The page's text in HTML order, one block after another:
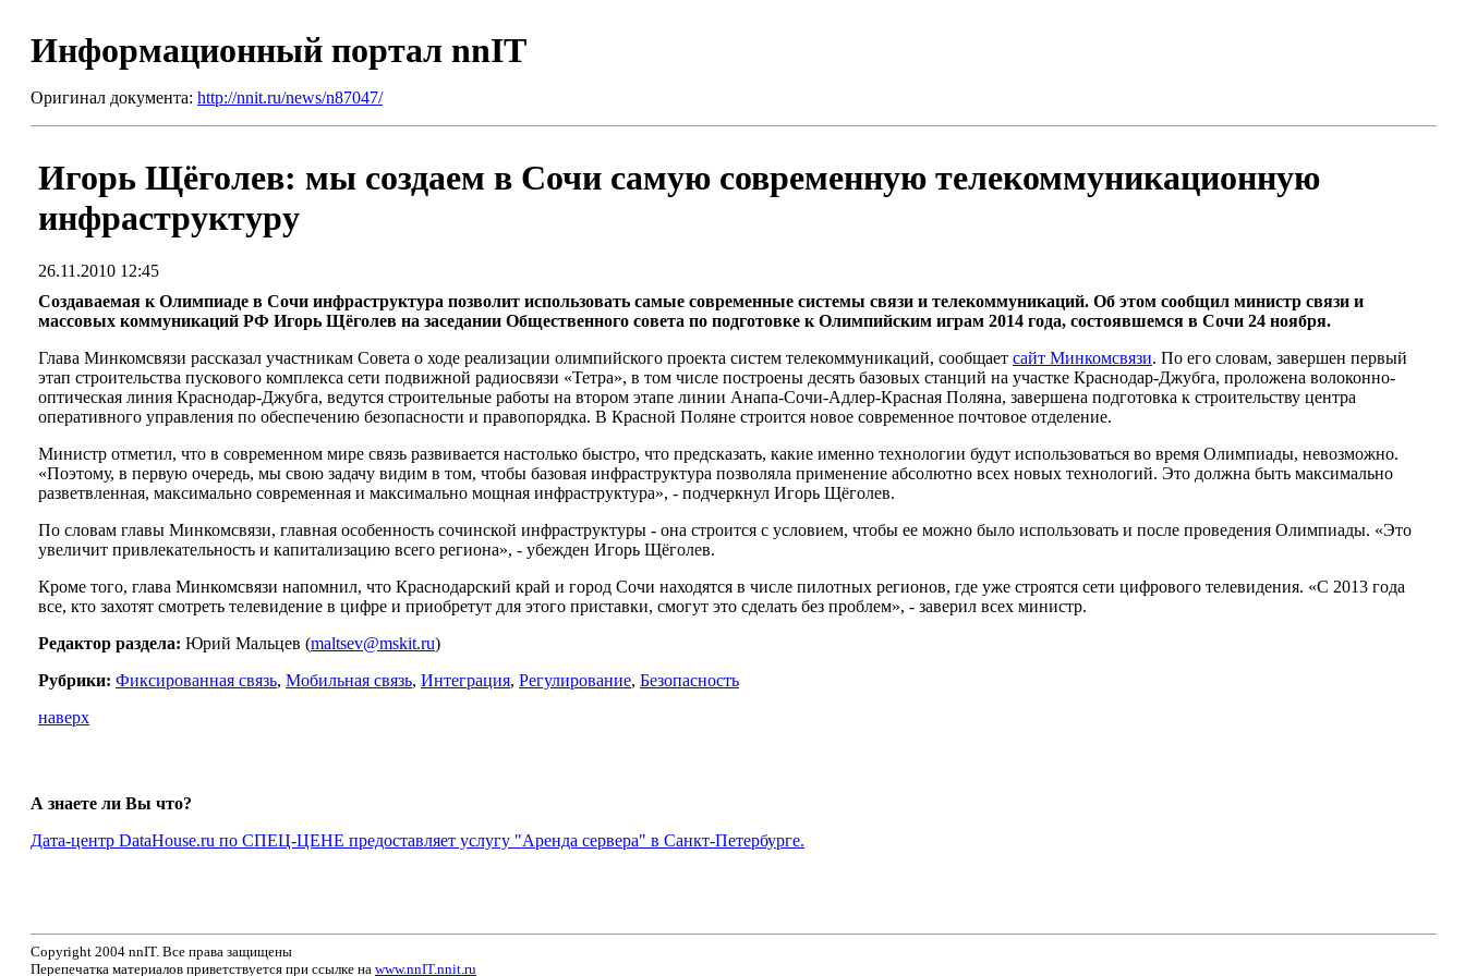
Информационный портал nnIT
Оригинал документа: http://nnit.ru/news/n87047/
Игорь Щёголев: мы создаем в Сочи самую современную телекоммуникационную
инфраструктуру
26.11.2010 12:45
Создаваемая к Олимпиаде в Сочи инфраструктура позволит использовать самые современные системы связи и телекоммуникаций. Об этом сообщил министр связи и
массовых коммуникаций РФ Игорь Щёголев на заседании Общественного совета по подготовке к Олимпийским играм 2014 года, состоявшемся в Сочи 24 ноября.
Глава Минкомсвязи рассказал участникам Совета о ходе реализации олимпийского проекта систем телекоммуникаций, сообщает сайт Минкомсвязи. По его словам, завершен первый
этап строительства пускового комплекса сети подвижной радиосвязи «Тетра», в том числе построены десять базовых станций на участке Краснодар-Джубга, проложена волоконно-
оптическая линия Краснодар-Джубга, ведутся строительные работы на втором этапе линии Анапа-Сочи-Адлер-Красная Поляна, завершена подготовка к строительству центра
оперативного управления по обеспечению безопасности и правопорядка. В Красной Поляне строится новое современное почтовое отделение.
Министр отметил, что в современном мире связь развивается настолько быстро, что предсказать, какие именно технологии будут использоваться во время Олимпиады, невозможно.
«Поэтому, в первую очередь, мы свою задачу видим в том, чтобы базовая инфраструктура позволяла применение абсолютно всех новых технологий. Это должна быть максимально
разветвленная, максимально современная и максимально мощная инфраструктура», - подчеркнул Игорь Щёголев.
По словам главы Минкомсвязи, главная особенность сочинской инфраструктуры - она строится с условием, чтобы ее можно было использовать и после проведения Олимпиады. «Это
увеличит привлекательность и капитализацию всего региона», - убежден Игорь Щёголев.
Кроме того, глава Минкомсвязи напомнил, что Краснодарский край и город Сочи находятся в числе пилотных регионов, где уже строятся сети цифрового телевидения. «С 2013 года
все, кто захотят смотреть телевидение в цифре и приобретут для этого приставки, смогут это сделать без проблем», - заверил всех министр.
Редактор раздела: Юрий Мальцев (maltsev@mskit.ru)
Рубрики: Фиксированная связь, Мобильная связь, Интеграция, Регулирование, Безопасность
наверх
А знаете ли Вы что?
Дата-центр DataHouse.ru по СПЕЦ-ЦЕНЕ предоставляет услугу "Аренда сервера" в Санкт-Петербурге.
Copyright 2004 nnIT. Все права защищены
Перепечатка материалов приветствуется при ссылке на www.nnIT.nnit.ru